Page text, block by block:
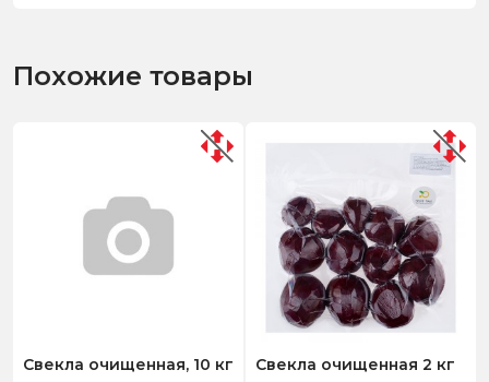
Похожие товары
Свекла очищенная, 10 кг
Свекла очищенная 2 кг